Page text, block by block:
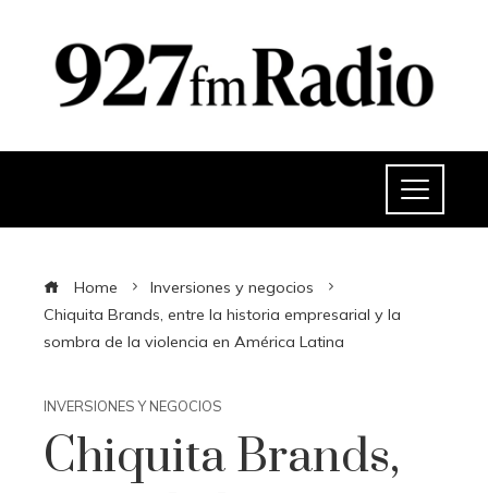
Home
Inversiones y negocios
Chiquita Brands, entre la historia empresarial y la
sombra de la violencia en América Latina
INVERSIONES Y NEGOCIOS
Chiquita Brands,